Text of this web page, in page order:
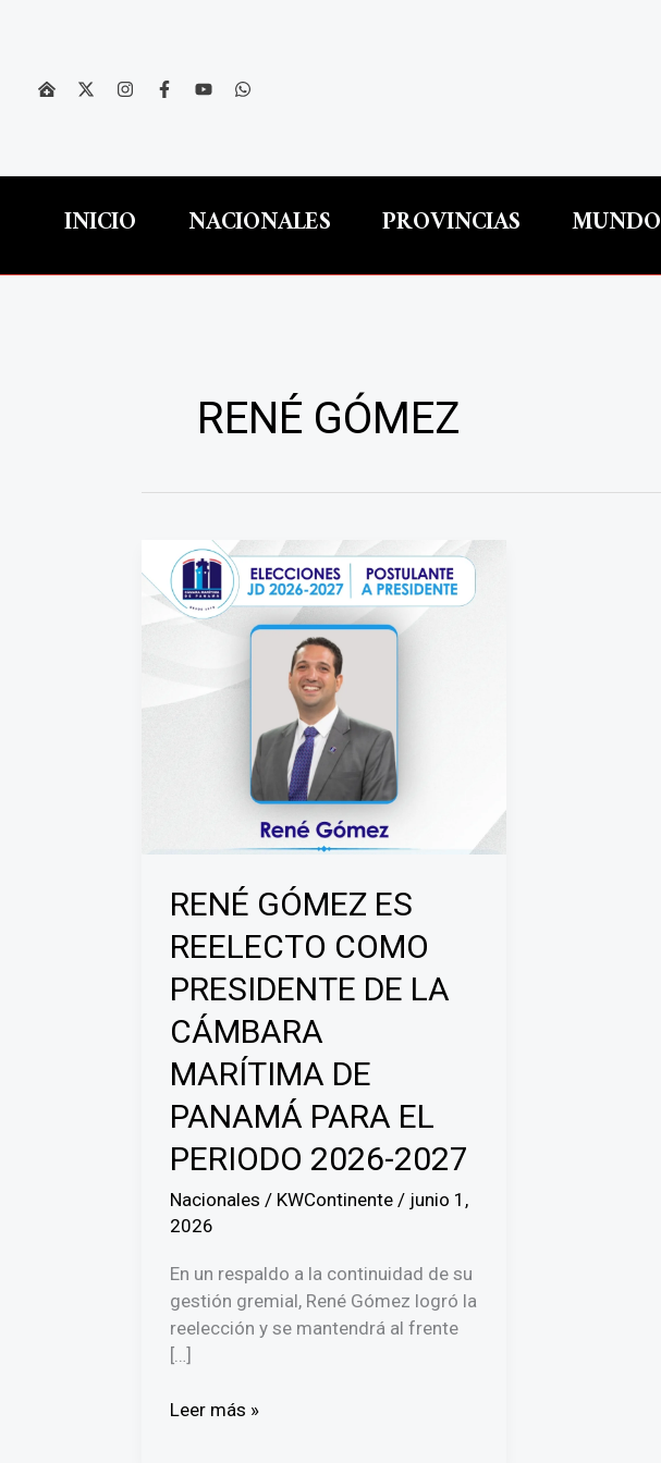
INICIO NACIONALES PROVINCIAS MUNDO
RENÉ GÓMEZ
RENÉ GÓMEZ ES
REELECTO COMO
PRESIDENTE DE LA
CÁMBARA
MARÍTIMA DE
PANAMÁ PARA EL
PERIODO 2026-2027
Nacionales / KWContinente / junio 1,
2026
En un respaldo a la continuidad de su
gestión gremial, René Gómez logró la
reelección y se mantendrá al frente
[…]
RENÉ
Leer más »